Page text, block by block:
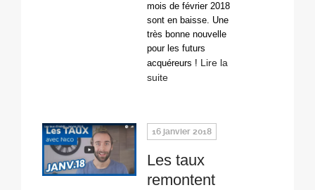
mois de février 2018
sont en baisse. Une
très bonne nouvelle
pour les futurs
acquéreurs ! Lire la
suite
16 janvier 2018
Les taux
remontent